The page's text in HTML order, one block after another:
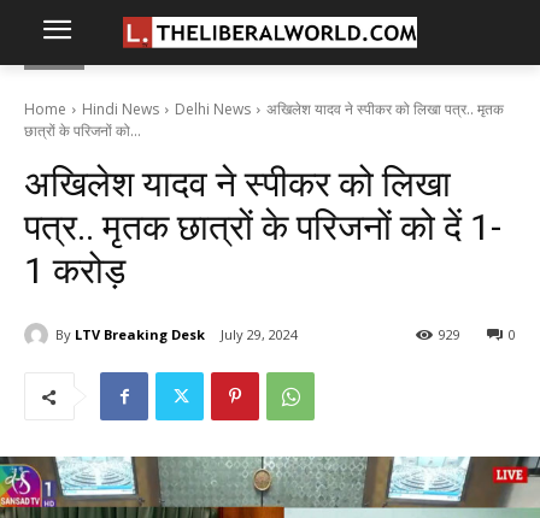
Home Hindi News Delhi News
अखिलेश यादव ने स्पीकर को लिखा पत्र.. मृतक
छात्रों के परिजनों को...
अखिलेश यादव ने स्पीकर को लिखा
पत्र.. मृतक छात्रों के परिजनों को दें 1-
1 करोड़
By LTV Breaking Desk July 29, 2024 0
929